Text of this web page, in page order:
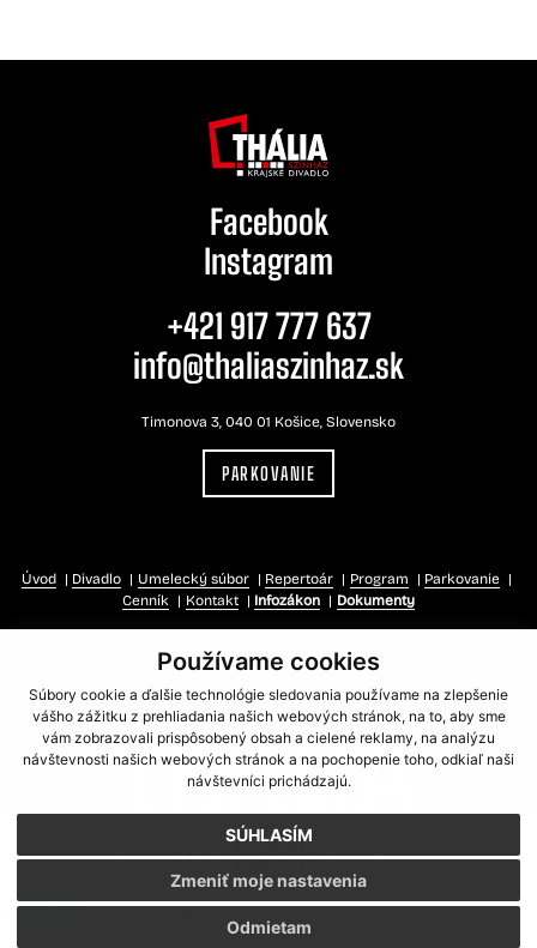
Používame cookies
Súbory cookie a ďalšie technológie sledovania používame na zlepšenie
vášho zážitku z prehliadania našich webových stránok, na to, aby sme
vám zobrazovali prispôsobený obsah a cielené reklamy, na analýzu
návštevnosti našich webových stránok a na pochopenie toho, odkiaľ naši
návštevníci prichádzajú.
SÚHLASÍM
Odmietam
Zmeniť moje nastavenia
Facebook
Instagram
+421 917 777 637
info@thaliaszinhaz.sk
Timonova 3, 040 01 Košice, Slovensko
PARKOVANIE
Úvod Divadlo Umelecký súbor Repertoár Program
Parkovanie
Cenník
Kontakt Infozákon Dokumenty
Súkromná zóna
ZRIAĎOVATEĽ
WEBDESIGN WEBEX.DIGITAL